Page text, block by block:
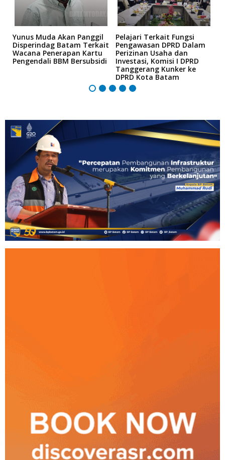
Yunus Muda Akan Panggil
Disperindag Batam Terkait
Wacana Penerapan Kartu
Pengendali BBM Bersubsidi
Pelajari Terkait Fungsi
Pengawasan DPRD Dalam
Perizinan Usaha dan
Investasi, Komisi I DPRD
Tanggerang Kunker ke
DPRD Kota Batam